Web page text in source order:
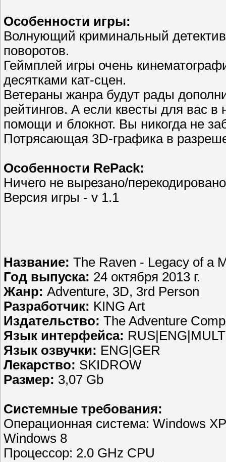
Особенности игры:
Волнующий криминальный
поворотов.
Геймплей игры очень
десятками кат-сцен.
Ветераны жанра будут рады
рейтингов. А если квесты для вас в
помощи и блокнот. Вы никогда не
Потрясающая 3D-графика в
Особенности RePack:
Ничего не вырезано/перекодировано
Версия игры - v 1.1
Название: The Raven - Legacy of a
Год выпуска: 24 октября 2013 г.
Жанр: Adventure, 3D, 3rd Person
Разработчик: KING Art
Издательство: The Adventure
Язык интерфейса:
Язык озвучки: ENG|GER
Лекарство: SKIDROW
Размер: 3,07 Gb
Системные требования:
Операционная система: Windows
Windows 8
Процессор: 2.0 GHz CPU